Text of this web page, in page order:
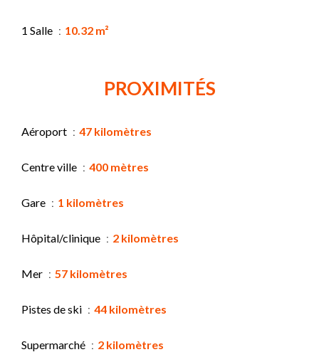
1 Salle 10.32 m²
PROXIMITÉS
Aéroport 47 kilomètres
Centre ville 400 mètres
Gare 1 kilomètres
Hôpital/clinique 2 kilomètres
Mer 57 kilomètres
Pistes de ski 44 kilomètres
Supermarché 2 kilomètres